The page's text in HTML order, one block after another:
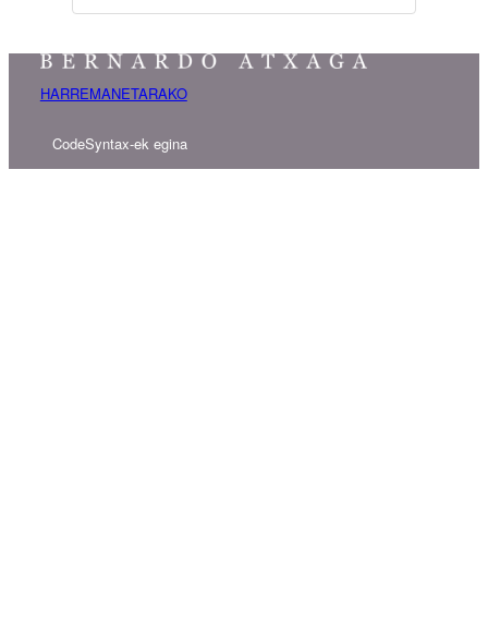
HARREMANETARAKO
CodeSyntax-ek egina